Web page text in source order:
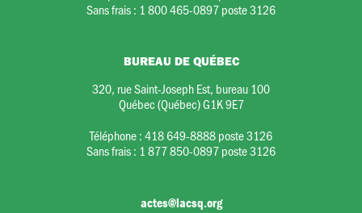
Sans frais : 1 800 465-0897 poste 3126
BUREAU DE QUÉBEC
320, rue Saint-Joseph Est, bureau 100
Québec (Québec) G1K 9E7
Téléphone :418 649-8888 poste 3126
Sans frais : 1 877 850-0897 poste 3126
actes@lacsq.org